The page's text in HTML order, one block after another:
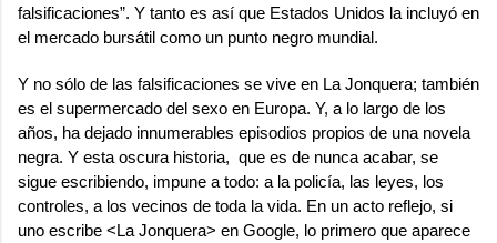
falsificaciones”. Y tanto es así que Estados Unidos la incluyó en
el mercado bursátil como un punto negro mundial.
Y no sólo de las falsificaciones se vive en La Jonquera; también
es el supermercado del sexo en Europa. Y, a lo largo de los
años, ha dejado innumerables episodios propios de una novela
negra. Y esta oscura historia, que es de nunca acabar, se
sigue escribiendo, impune a todo: a la policía, las leyes, los
controles, a los vecinos de toda la vida. En un acto reflejo, si
uno escribe <La Jonquera> en Google, lo primero que aparece